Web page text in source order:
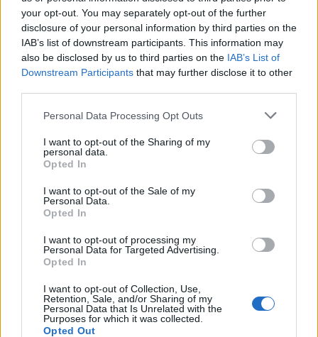
your opt-out. You may separately opt-out of the further
disclosure of your personal information by third parties on the
IAB’s list of downstream participants. This information may
also be disclosed by us to third parties on the IAB’s List of
Downstream Participants that may further disclose it to other
Personal Data Processing Opt Outs
I want to opt-out of the Sharing of my
personal data.
Opted In
I want to opt-out of the Sale of my
Personal Data.
Opted In
I want to opt-out of processing my
Personal Data for Targeted Advertising.
Opted In
I want to opt-out of Collection, Use,
Retention, Sale, and/or Sharing of my
Personal Data that Is Unrelated with the
Purposes for which it was collected.
Opted Out